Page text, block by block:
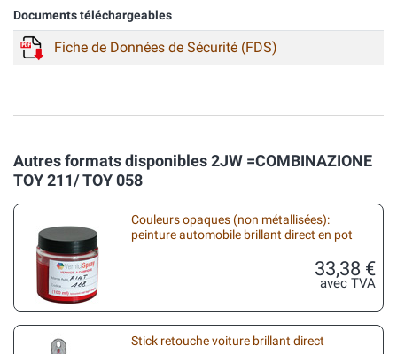
Documents téléchargeables
Fiche de Données de Sécurité (FDS)
Autres formats disponibles 2JW =COMBINAZIONE
TOY 211/ TOY 058
Couleurs opaques (non métallisées):
peinture automobile brillant direct en pot
33,38 €
avec TVA
Stick retouche voiture brillant direct